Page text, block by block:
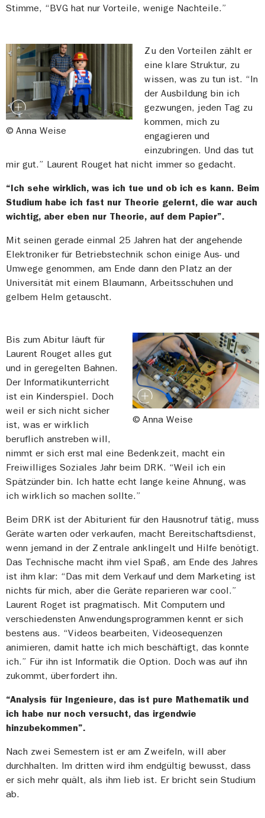
Stimme, “BVG hat nur Vorteile, wenige Nachteile.”
© Anna Weise
Zu den Vorteilen zählt er
eine klare Struktur, zu
wissen, was zu tun ist. “In
der Ausbildung bin ich
gezwungen, jeden Tag zu
kommen, mich zu
engagieren und
einzubringen. Und das tut
mir gut.” Laurent Rouget hat nicht immer so gedacht.
“Ich sehe wirklich, was ich tue und ob ich es kann. Beim
Studium habe ich fast nur Theorie gelernt, die war auch
wichtig, aber eben nur Theorie, auf dem Papier”.
Mit seinen gerade einmal 25 Jahren hat der angehende
Elektroniker für Betriebstechnik schon einige Aus- und
Umwege genommen, am Ende dann den Platz an der
Universität mit einem Blaumann, Arbeitsschuhen und
gelbem Helm getauscht.
© Anna Weise
Bis zum Abitur läuft für
Laurent Rouget alles gut
und in geregelten Bahnen.
Der Informatikunterricht
ist ein Kinderspiel. Doch
weil er sich nicht sicher
ist, was er wirklich
beruflich anstreben will,
nimmt er sich erst mal eine Bedenkzeit, macht ein
Freiwilliges Soziales Jahr beim DRK. “Weil ich ein
Spätzünder bin. Ich hatte echt lange keine Ahnung, was
ich wirklich so machen sollte.”
Beim DRK ist der Abiturient für den Hausnotruf tätig, muss
Geräte warten oder verkaufen, macht Bereitschaftsdienst,
wenn jemand in der Zentrale anklingelt und Hilfe benötigt.
Das Technische macht ihm viel Spaß, am Ende des Jahres
ist ihm klar: “Das mit dem Verkauf und dem Marketing ist
nichts für mich, aber die Geräte reparieren war cool.”
Laurent Roget ist pragmatisch. Mit Computern und
verschiedensten Anwendungsprogrammen kennt er sich
bestens aus. “Videos bearbeiten, Videosequenzen
animieren, damit hatte ich mich beschäftigt, das konnte
ich.” Für ihn ist Informatik die Option. Doch was auf ihn
zukommt, überfordert ihn.
“Analysis für Ingenieure, das ist pure Mathematik und
ich habe nur noch versucht, das irgendwie
hinzubekommen”.
Nach zwei Semestern ist er am Zweifeln, will aber
durchhalten. Im dritten wird ihm endgültig bewusst, dass
er sich mehr quält, als ihm lieb ist. Er bricht sein Studium
ab.